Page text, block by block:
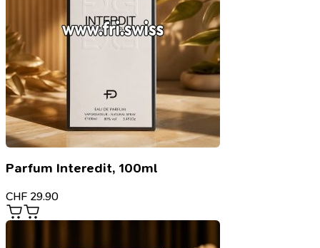
Parfum Interedit, 100ml
CHF 29.90